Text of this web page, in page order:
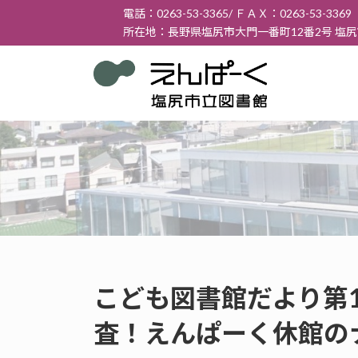
テ
ス
キ
ッ
ゲ
ン
に
移
電話：0263-53-3365/ ＦＡＸ：0263-53-3369
所在地：長野県塩尻市大門一番町12番2号 塩
こども図書館だより
査！えんぱーく休館の